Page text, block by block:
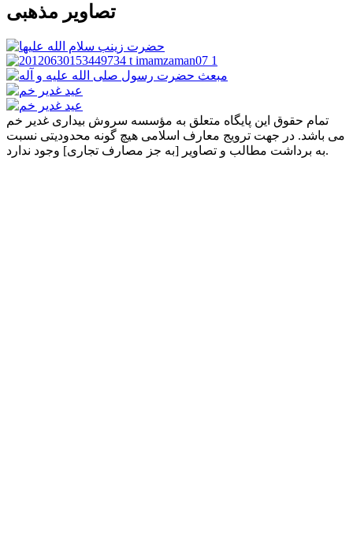
تصاویر مذهبی
تمام حقوق این پایگاه متعلق به مؤسسه سروش بیداری غدیر خم
می باشد. در جهت ترویج معارف اسلامی هیچ گونه محدودیتی نسبت
به برداشت مطالب و تصاویر [به جز مصارف تجاری] وجود ندارد.